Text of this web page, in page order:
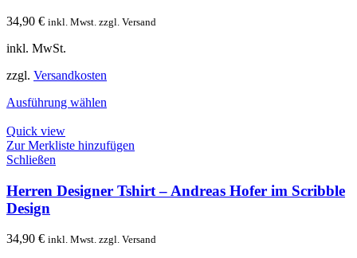
34,90 € inkl. Mwst. zzgl. Versand
inkl. MwSt.
zzgl. Versandkosten
Ausführung wählen
Quick view
Zur Merkliste hinzufügen
Schließen
Herren Designer Tshirt – Andreas Hofer im Scribble
Design
34,90 € inkl. Mwst. zzgl. Versand